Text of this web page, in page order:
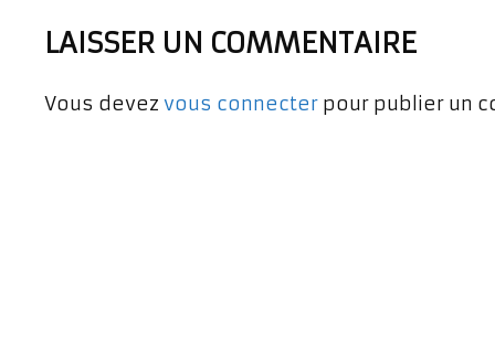
LAISSER UN COMMENTAIRE
Vous devez vous connecter pour publier un